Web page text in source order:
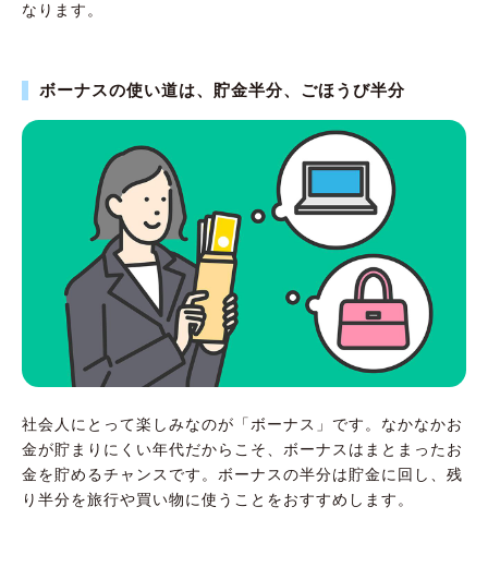
なります。
ボーナスの使い道は、貯金半分、ごほうび半分
社会人にとって楽しみなのが「ボーナス」です。なかなかお
金が貯まりにくい年代だからこそ、ボーナスはまとまったお
金を貯めるチャンスです。ボーナスの半分は貯金に回し、残
り半分を旅行や買い物に使うことをおすすめします。